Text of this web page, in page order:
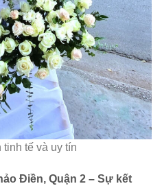
tế và uy tín
Điền, Quận 2 – Sự kết